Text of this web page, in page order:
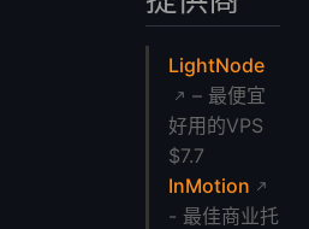
LightNode
– 最便宜
好用的VPS
$7.7
InMotion
- 最佳商业托